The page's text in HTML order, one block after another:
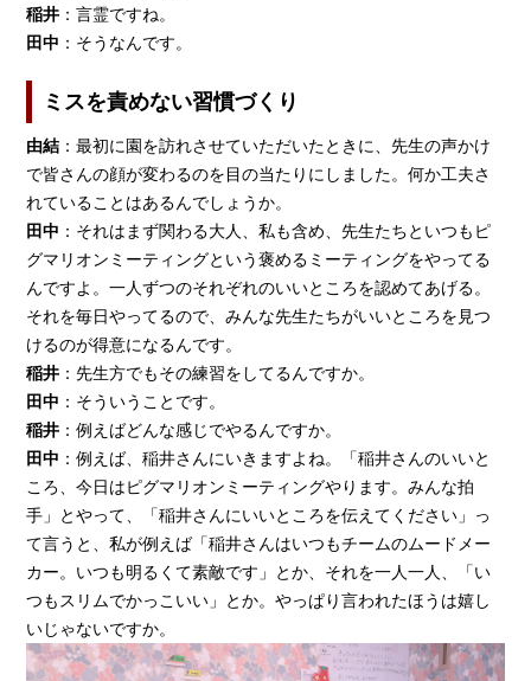
稲井 ：言霊ですね。
田中 ：そうなんです。
ミスを責めない習慣づくり
由結 ：最初に園を訪れさせていただいたときに、先生の声かけ
で皆さんの顔が変わるのを目の当たりにしました。何か工夫さ
れていることはあるんでしょうか。
田中 ：それはまず関わる大人、私も含め、先生たちといつもピ
グマリオンミーティングという褒めるミーティングをやってる
んですよ。一人ずつのそれぞれのいいところを認めてあげる。
それを毎日やってるので、みんな先生たちがいいところを見つ
けるのが得意になるんです。
稲井 ：先生方でもその練習をしてるんですか。
田中 ：そういうことです。
稲井 ：例えばどんな感じでやるんですか。
田中 ：例えば、稲井さんにいきますよね。「稲井さんのいいと
ころ、今日はピグマリオンミーティングやります。みんな拍
手」とやって、「稲井さんにいいところを伝えてください」っ
て言うと、私が例えば「稲井さんはいつもチームのムードメー
カー。いつも明るくて素敵です」とか、それを一人一人、「い
つもスリムでかっこいい」とか。やっぱり言われたほうは嬉し
いじゃないですか。